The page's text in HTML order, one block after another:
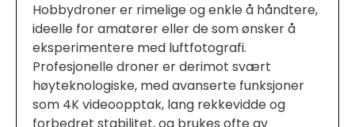
Hobbydroner er rimelige og enkle å håndtere,
ideelle for amatører eller de som ønsker å
eksperimentere med luftfotografi.
Profesjonelle droner er derimot svært
høyteknologiske, med avanserte funksjoner
som 4K videoopptak, lang rekkevidde og